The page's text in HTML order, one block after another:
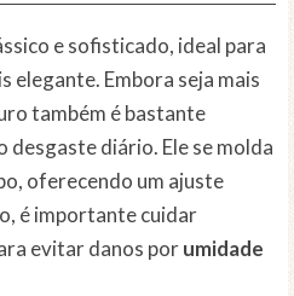
e sofisticado, ideal para
elegante. Embora seja mais
também é bastante
desgaste diário. Ele se molda
oferecendo um ajuste
é importante cuidar
evitar danos porumidade